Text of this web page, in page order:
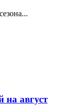
на август